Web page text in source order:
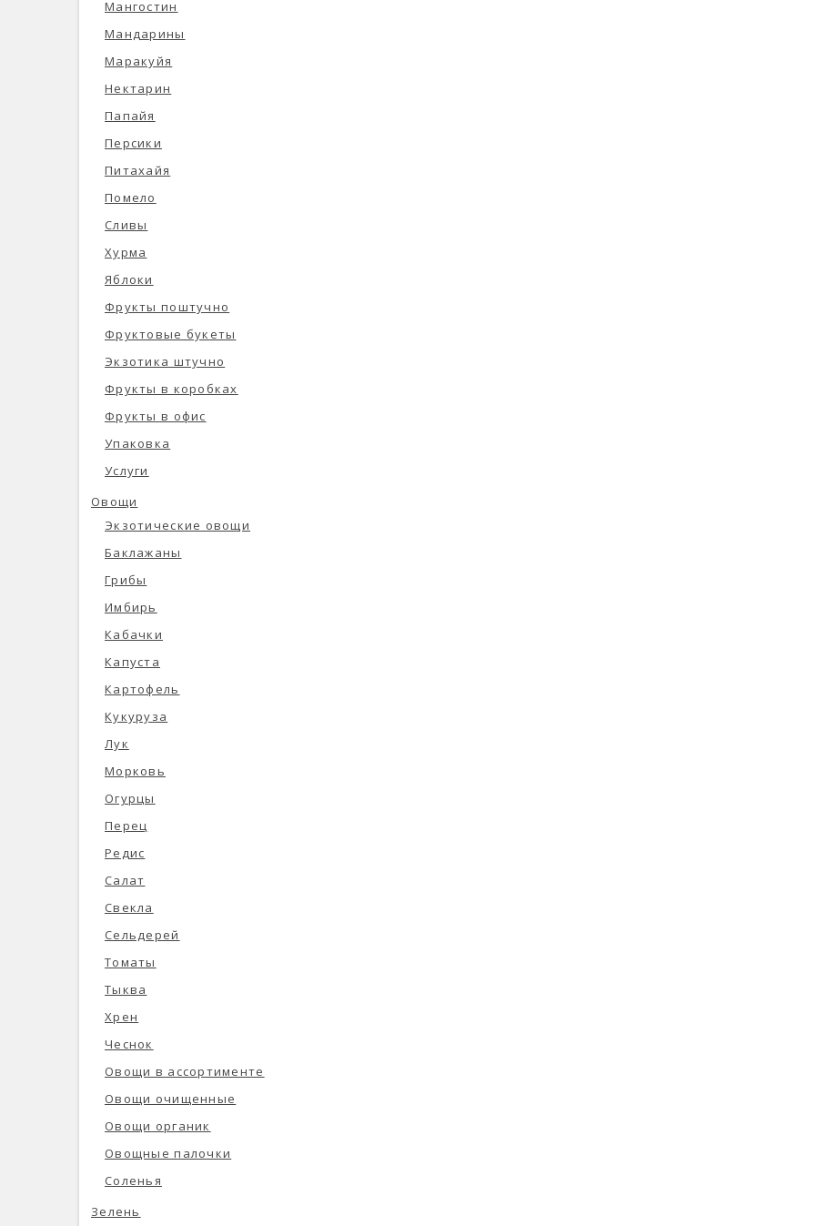
Мангостин
Мандарины
Маракуйя
Нектарин
Папайя
Персики
Питахайя
Помело
Сливы
Хурма
Яблоки
Фрукты поштучно
Фруктовые букеты
Экзотика штучно
Фрукты в коробках
Фрукты в офис
Упаковка
Услуги
Овощи
Экзотические овощи
Баклажаны
Грибы
Имбирь
Кабачки
Капуста
Картофель
Кукуруза
Лук
Морковь
Огурцы
Перец
Редис
Салат
Свекла
Сельдерей
Томаты
Тыква
Хрен
Чеснок
Овощи в ассортименте
Овощи очищенные
Овощи органик
Овощные палочки
Соленья
Зелень